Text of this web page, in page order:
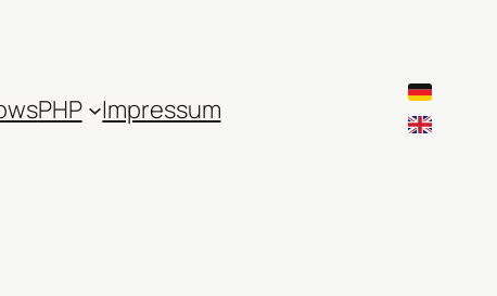
PHP Impressum